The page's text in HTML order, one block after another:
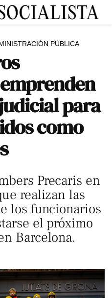
PÚBLICA
para
como
Precaris en
realizan las
los funcionarios
el próximo
Barcelona.